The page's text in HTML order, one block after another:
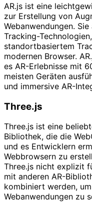
AR.js ist eine
zur Erstellung von
Webanwendungen.
Tracking-
standortbasiertem
modernen Browser.
es AR-Erlebnisse mit
meisten Geräten
und immersive AR-
Three.js
Three.js ist eine
Bibliothek, die die
und es Entwicklern
Webbrowsern zu
Three.js nicht explizit
mit anderen AR-
kombiniert werden,
Webanwendungen zu